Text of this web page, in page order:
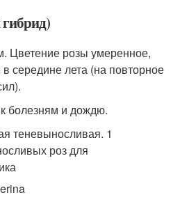
Цветение розы умеренное,
середине лета (на повторное
болезням и дождю.